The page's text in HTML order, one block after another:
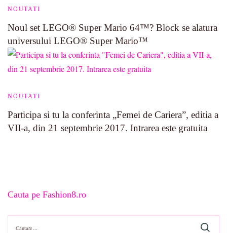
NOUTATI
Noul set LEGO® Super Mario 64™? Block se alatura
universului LEGO® Super Mario™
NOUTATI
Participa si tu la conferinta „Femei de Cariera”, editia a
VII-a, din 21 septembrie 2017. Intrarea este gratuita
Cauta pe Fashion8.ro
Caută
după: